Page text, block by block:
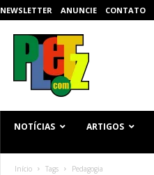
NEWSLETTER ANUNCIE CONTATO
NOTÍCIAS ARTIGOS
Início Tags Pedagogia